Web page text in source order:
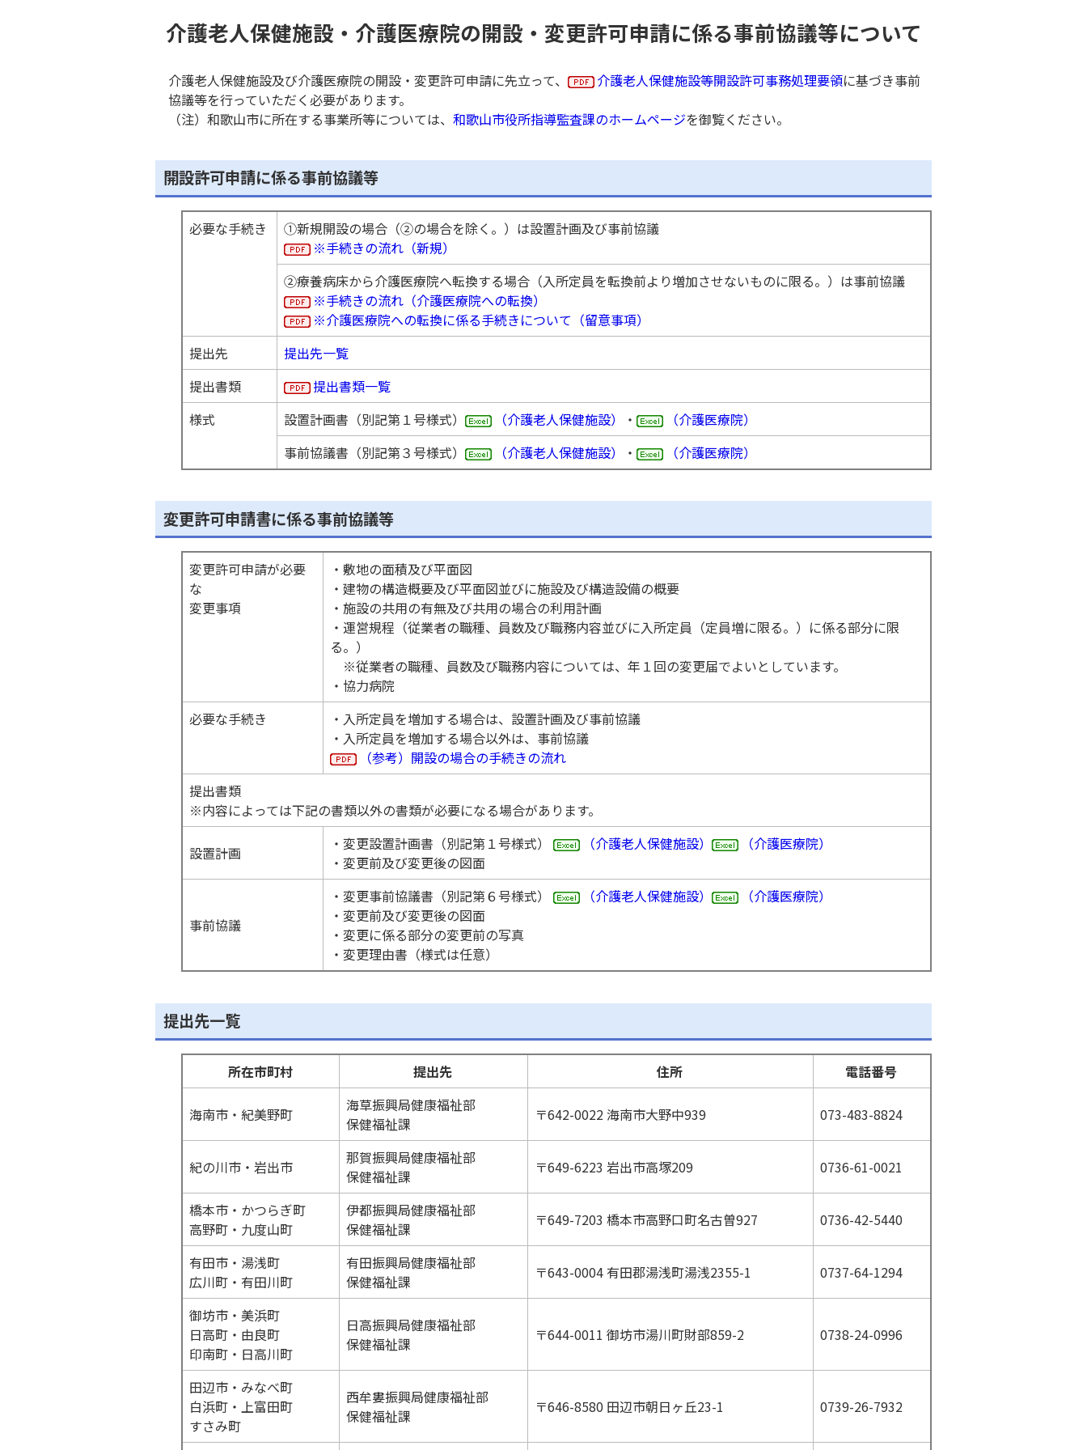
介護老人保健施設・介護医療院の開設・変更許可申請に係る事前協議等について
介護老人保健施設及び介護医療院の開設・変更許可申請に先立って、 介護老人保健施設等開設許可事務処理要領に基づき事前
協議等を行っていただく必要があります。
（注）和歌山市に所在する事業所等については、 和歌山市役所指導監査課のホームページを御覧ください。
開設許可申請に係る事前協議等
必要な手続き
①新規開設の場合（②の場合を除く。）は設置計画及び事前協議
※手続きの流れ（新規）
②療養病床から介護医療院へ転換する場合（入所定員を転換前より増加させないものに限る。）は事前協議
※手続きの流れ（介護医療院への転換）
※介護医療院への転換に係る手続きについて（留意事項）
提出先
提出先一覧
提出書類
提出書類一覧
様式
設置計画書（別記第１号様式） （介護老人保健施設） ・
（介護医療院）
事前協議書（別記第３号様式）
（介護老人保健施設） ・ （介護医療院）
変更許可申請書に係る事前協議等
変更許可申請が必要
な
変更事項
・敷地の面積及び平面図
・建物の構造概要及び平面図並びに施設及び構造設備の概要
・施設の共用の有無及び共用の場合の利用計画
・運営規程（従業者の職種、員数及び職務内容並びに入所定員（定員増に限る。）に係る部分に限
る。）
※従業者の職種、員数及び職務内容については、年１回の変更届でよいとしています。
・協力病院
必要な手続き
・入所定員を増加する場合は、設置計画及び事前協議
・入所定員を増加する場合以外は、事前協議
（参考）開設の場合の手続きの流れ
提出書類
※内容によっては下記の書類以外の書類が必要になる場合があります。
設置計画 ・変更設置計画書（別記第１号様式） （介護老人保健施設）
（介護医療院）
・変更前及び変更後の図面
事前協議
・変更事前協議書（別記第６号様式） （介護老人保健施設）
（介護医療院）
・変更前及び変更後の図面
・変更に係る部分の変更前の写真
・変更理由書（様式は任意）
提出先一覧
所在市町村 提出先 住所 電話番号
海南市・紀美野町
海草振興局健康福祉部
保健福祉課
〒642-0022 海南市大野中939 073-483-8824
紀の川市・岩出市
那賀振興局健康福祉部
保健福祉課
〒649-6223 岩出市高塚209 0736-61-0021
橋本市・かつらぎ町
高野町・九度山町
伊都振興局健康福祉部
保健福祉課
〒649-7203 橋本市高野口町名古曽927 0736-42-5440
有田市・湯浅町
広川町・有田川町
有田振興局健康福祉部
保健福祉課
〒643-0004 有田郡湯浅町湯浅2355-1 0737-64-1294
御坊市・美浜町
日高町・由良町
印南町・日高川町
日高振興局健康福祉部
保健福祉課
〒644-0011 御坊市湯川町財部859-2 0738-24-0996
田辺市・みなべ町
白浜町・上富田町
すさみ町
西牟婁振興局健康福祉部
保健福祉課
〒646-8580 田辺市朝日ヶ丘23-1 0739-26-7932